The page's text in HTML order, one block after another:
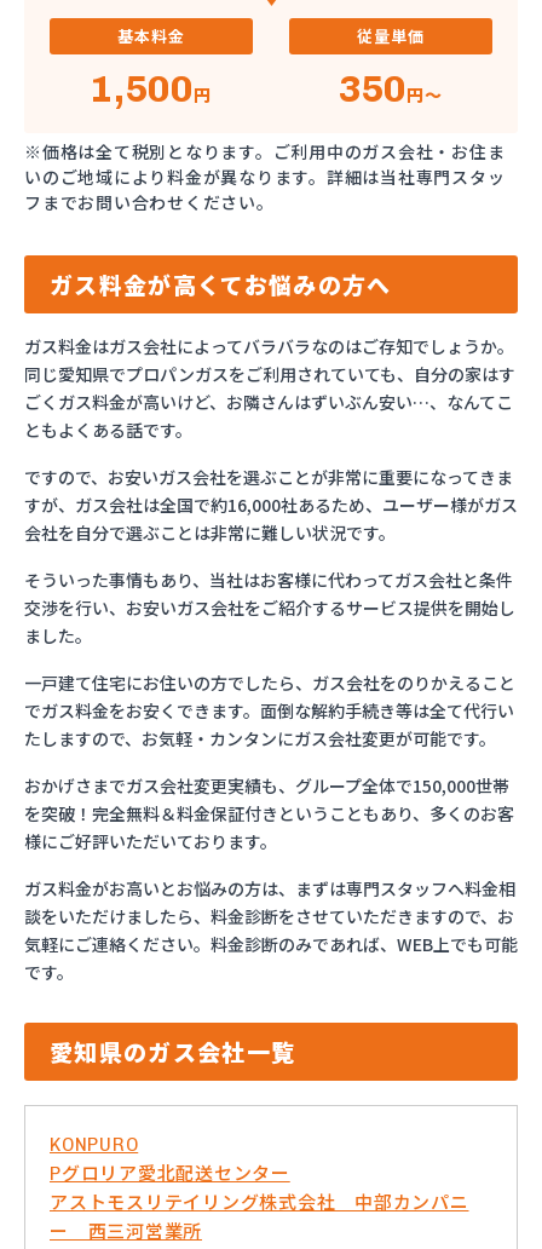
基本料金
1,500円
従量単価
350円～
※価格は全て税別となります。ご利用中のガス会社・お住ま
いのご地域により料金が異なります。詳細は当社専門スタッ
フまでお問い合わせください。
ガス料金が高くてお悩みの方へ
ガス料金はガス会社によってバラバラなのはご存知でしょうか。
同じ愛知県でプロパンガスをご利用されていても、自分の家はす
ごくガス料金が高いけど、お隣さんはずいぶん安い…、なんてこ
ともよくある話です。
ですので、お安いガス会社を選ぶことが非常に重要になってきま
すが、ガス会社は全国で約16,000社あるため、ユーザー様がガス
会社を自分で選ぶことは非常に難しい状況です。
そういった事情もあり、当社はお客様に代わってガス会社と条件
交渉を行い、お安いガス会社をご紹介するサービス提供を開始し
ました。
一戸建て住宅にお住いの方でしたら、ガス会社をのりかえること
でガス料金をお安くできます。面倒な解約手続き等は全て代行い
たしますので、お気軽・カンタンにガス会社変更が可能です。
おかげさまでガス会社変更実績も、グループ全体で150,000世帯
を突破！完全無料＆料金保証付きということもあり、多くのお客
様にご好評いただいております。
ガス料金がお高いとお悩みの方は、まずは専門スタッフへ料金相
談をいただけましたら、料金診断をさせていただきますので、お
気軽にご連絡ください。料金診断のみであれば、WEB上でも可能
です。
愛知県のガス会社一覧
KONPURO
Pグロリア愛北配送センター
アストモスリテイリング株式会社 中部カンパニ
ー 西三河営業所